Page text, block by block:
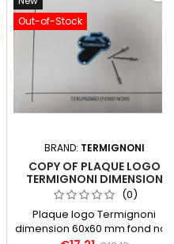
Out-of-Stock
BRAND: TERMIGNONI
COPY OF PLAQUE LOGO
TERMIGNONI DIMENSION
60X60 MM FOND NOIR
RIVETS BORGNES ALU
(0)
Plaque logo Termignoni
dimension 60x60 mm fond noir